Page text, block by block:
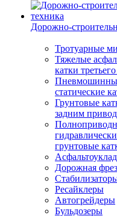
Дорожно-
Тротуарные
Тяжелые
катки
статические
Грунтовые
задним
грунтовые
Дорожная
Ресайклеры
Автогрейдеры
Бульдозеры